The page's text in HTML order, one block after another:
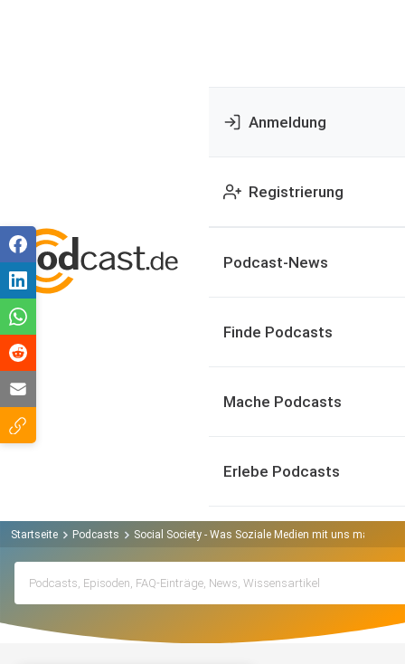
Anmeldung
Registrierung
Podcast-News
Finde Podcasts
Mache Podcasts
Erlebe Podcasts
Startseite Podcasts Social Society - Was Soziale Medien mit uns machen